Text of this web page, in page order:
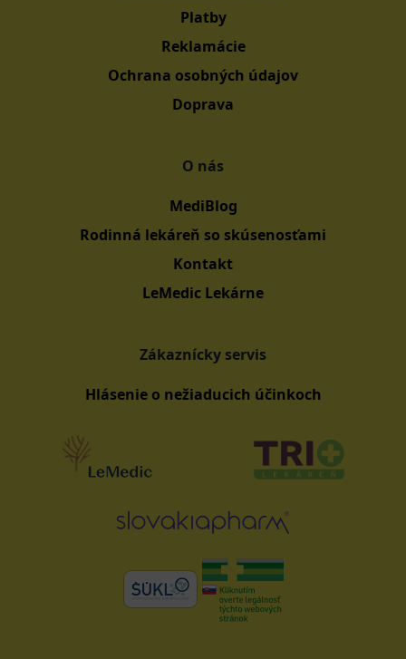
Platby
Reklamácie
Ochrana osobných údajov
Doprava
O nás
MediBlog
Rodinná lekáreň so skúsenosťami
Kontakt
LeMedic Lekárne
Zákaznícky servis
Hlásenie o nežiaducich účinkoch